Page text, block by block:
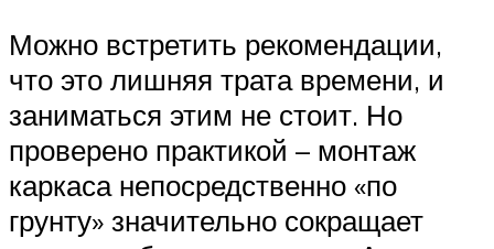
Можно встретить рекомендации,
что это лишняя трата времени, и
заниматься этим не стоит. Но
проверено практикой – монтаж
каркаса непосредственно «по
грунту» значительно сокращает